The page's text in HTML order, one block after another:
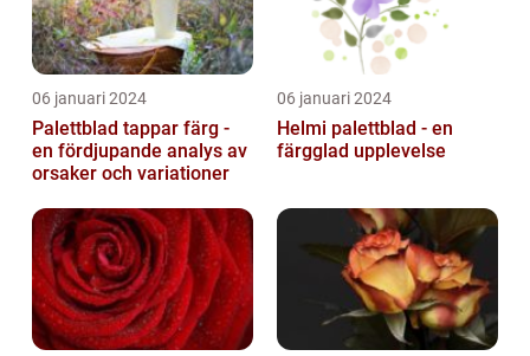
06 januari 2024
Palettblad tappar färg -
en fördjupande analys av
orsaker och variationer
06 januari 2024
Helmi palettblad - en
färgglad upplevelse